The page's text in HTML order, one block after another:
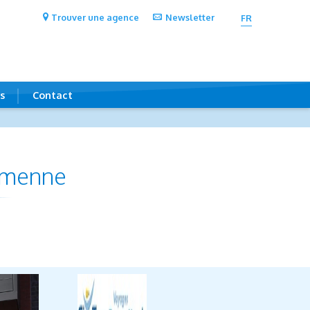
Trouver une agence Newsletter FR
Contact